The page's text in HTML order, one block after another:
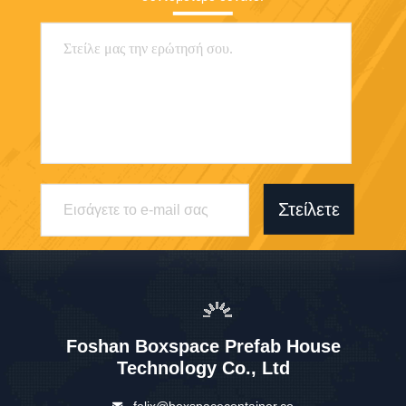
Στείλετε
Foshan Boxspace Prefab House
Technology Co., Ltd